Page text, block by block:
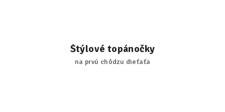
Štýlové topánočky
na prvú chôdzu dieťaťa